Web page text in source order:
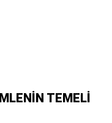
TEMELİ